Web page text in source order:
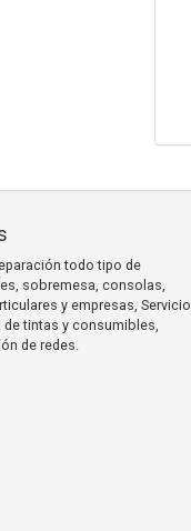
todo tipo de
sobremesa, consolas,
y empresas, Servicio
tintas y consumibles,
de redes.